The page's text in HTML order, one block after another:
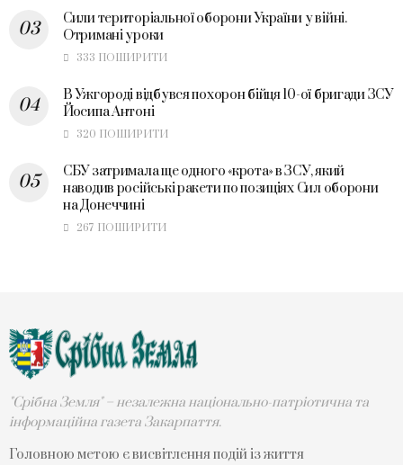
Сили територіальної оборони України у війні.
Отримані уроки
333 ПОШИРИТИ
В Ужгороді відбувся похорон бійця 10-ої бригади ЗСУ
Йосипа Антоні
320 ПОШИРИТИ
СБУ затримала ще одного «крота» в ЗСУ, який
наводив російські ракети по позиціях Сил оборони
на Донеччині
267 ПОШИРИТИ
"Срібна Земля" – незалежна національно-патріотична та
інформаційна газета Закарпаття.
Головною метою є висвітлення подій із життя